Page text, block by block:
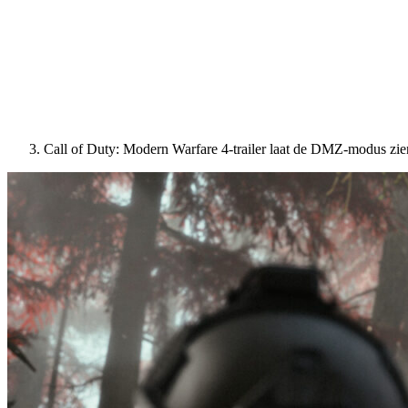
Call of Duty: Modern Warfare 4-trailer laat de DMZ-modus